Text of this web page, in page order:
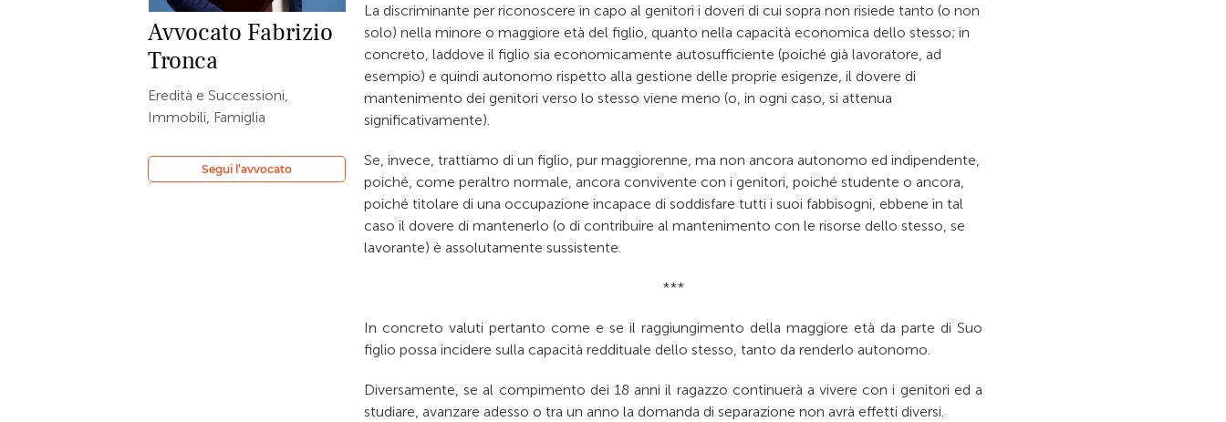
Avvocato Fabrizio
Tronca
Eredità e Successioni,
Immobili, Famiglia
Segui l’avvocato
La discriminante per riconoscere in capo al genitori i doveri di cui sopra non risiede tanto (o non
solo) nella minore o maggiore età del figlio, quanto nella capacità economica dello stesso; in
concreto, laddove il figlio sia economicamente autosufficiente (poiché già lavoratore, ad
esempio) e quindi autonomo rispetto alla gestione delle proprie esigenze, il dovere di
mantenimento dei genitori verso lo stesso viene meno (o, in ogni caso, si attenua
significativamente).
Se, invece, trattiamo di un figlio, pur maggiorenne, ma non ancora autonomo ed indipendente,
poiché, come peraltro normale, ancora convivente con i genitori, poiché studente o ancora,
poiché titolare di una occupazione incapace di soddisfare tutti i suoi fabbisogni, ebbene in tal
caso il dovere di mantenerlo (o di contribuire al mantenimento con le risorse dello stesso, se
lavorante) è assolutamente sussistente.
***
In concreto valuti pertanto come e se il raggiungimento della maggiore età da parte di Suo
figlio possa incidere sulla capacità reddituale dello stesso, tanto da renderlo autonomo.
Diversamente, se al compimento dei 18 anni il ragazzo continuerà a vivere con i genitori ed a
studiare, avanzare adesso o tra un anno la domanda di separazione non avrà effetti diversi.